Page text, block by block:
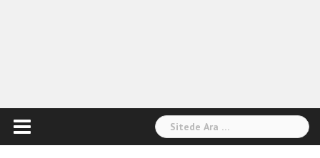
Arama: